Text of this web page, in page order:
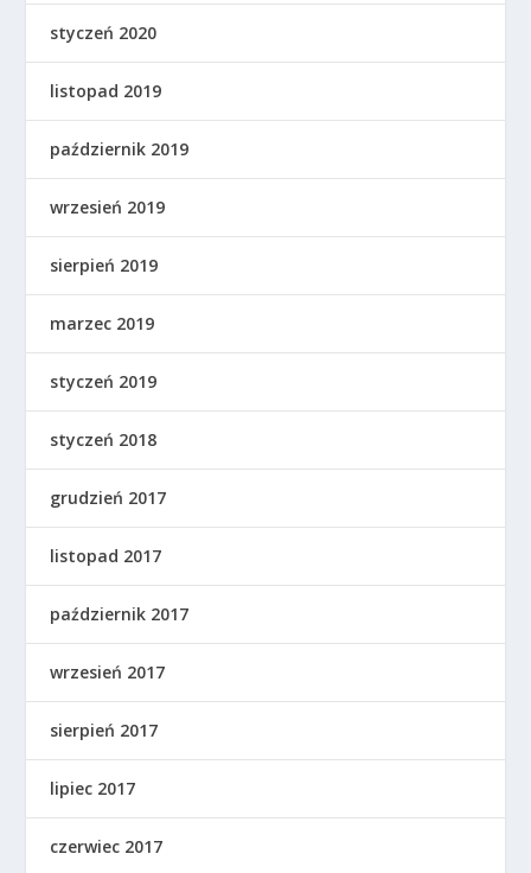
styczeń 2020
listopad 2019
październik 2019
wrzesień 2019
sierpień 2019
marzec 2019
styczeń 2019
styczeń 2018
grudzień 2017
listopad 2017
październik 2017
wrzesień 2017
sierpień 2017
lipiec 2017
czerwiec 2017